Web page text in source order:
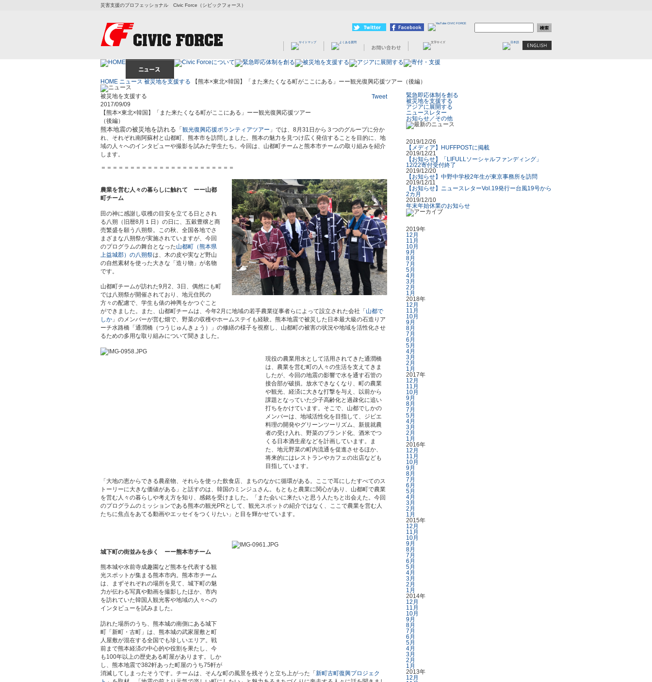
災害支援のプロフェッショナル Civic Force（シビックフォース）
HOME ニュース 被災地を支援する 【熊本×東北×韓国】「また来たくなる町がここにある」ーー観光復興応援ツアー（後編）
被災地を支援する
Tweet
2017/09/09
【熊本×東北×韓国】「また来たくなる町がここにある」ーー観光復興応援ツアー
（後編）
熊本地震の被災地を訪れる「 観光復興応援ボランティアツアー 」では、8月31日から３つのグループに分か
れ、それぞれ南阿蘇村と山都町、熊本市を訪問しました。熊本の魅力を見つけ広く発信することを目的に、地
域の人々へのインタビューや撮影を試みた学生たち。今回は、山都町チームと熊本市チームの取り組みを紹介
します。
＝＝＝＝＝＝＝＝＝＝＝＝＝＝＝＝＝＝＝＝＝＝＝
農業を営む人々の暮らしに触れて ーー山都
町チーム
田の神に感謝し収穫の目安を立てる日とされ
る八朔（旧暦8月１日）の日に、五穀豊穣と商
売繁盛を願う八朔祭。この秋、全国各地でさ
まざまな八朔祭が実施されていますが、今回
のプログラムの舞台となった山都町（熊本県
上益城郡）の八朔祭は、木の皮や実など野山
の自然素材を使った大きな「造り物」が名物
です。
山都町チームが訪れた9月2、3日、偶然にも町
では八朔祭が開催されており、地元住民の
方々の配慮で、学生も俵の神輿をかつぐこと
ができました。また、山都町チームは、今年2月に地域の若手農業従事者らによって設立された会社「 山都で
しか 」のメンバーが営む畑で、野菜の収穫やホームステイも経験。熊本地震で被災した日本最大級の石造りア
ーチ水路橋「通潤橋（つうじゅんきょう）」の修繕の様子を視察し、山都町の被害の状況や地域を活性化させ
るための多用な取り組みについて聞きました。
現役の農業用水として活用されてきた通潤橋
は、農業を営む町の人々の生活を支えてきま
したが、今回の地震の影響で水を通す石管の
接合部が破損。放水できなくなり、町の農業
や観光、経済に大きな打撃を与え、以前から
課題となっていた少子高齢化と過疎化に追い
打ちをかけています。そこで、山都でしかの
メンバーは、地域活性化を目指して、ジビエ
料理の開発やグリーンツーリズム、新規就農
者の受け入れ、野菜のブランド化、酒米でつ
くる日本酒生産などを計画しています。ま
た、地元野菜の町内流通を促進させるほか、
将来的にはレストランやカフェの出店なども
目指しています。
「大地の恵からできる農産物、それらを使った飲食店、まちのなかに循環がある。ここで耳にしたすべてのス
トーリーに大きな価値がある」と話すのは、韓国のミンジュさん。もともと農業に関心があり、山都町で農業
を営む人々の暮らしや考え方を知り、感銘を受けました。「また会いに来たいと思う人たちと出会えた。今回
のプログラムのミッションである熊本の観光PRとして、観光スポットの紹介ではなく、ここで農業を営む人
たちに焦点をあてる動画やエッセイをつくりたい」と目を輝かせています。
城下町の街並みを歩く ーー熊本市チーム
熊本城や水前寺成趣園など熊本を代表する観
光スポットが集まる熊本市内。熊本市チーム
は、まずそれぞれの場所を見て、城下町の魅
力が伝わる写真や動画を撮影したほか、市内
を訪れていた韓国人観光客や地域の人々への
インタビューを試みました。
訪れた場所のうち、熊本城の南側にある城下
町「新町・古町」は、熊本城の武家屋敷と町
人屋敷が混在する全国でも珍しいエリア。戦
前まで熊本経済の中心的や役割を果たし、今
も100年以上の歴史ある町屋があります。しか
し、熊本地震で382軒あった町屋のうち75軒が
消滅してしまったそうです。チームは、そんな町の風景を残そうと立ち上がった「 新町古町復興プロジェク
緊急即応体制を創る
被災地を支援する
アジアに展開する
ニュースレター
お知らせ／その他
2019/12/26
【メディア】HUFFPOSTに掲載
2019/12/21
【お知らせ】「LIFULLソーシャルファンディング」
12/22寄付受付終了
2019/12/20
【お知らせ】中野中学校2年生が東京事務所を訪問
2019/12/11
【お知らせ】ニュースレターVol.19発行ー台風19号から
2カ月
2019/12/10
年末年始休業のお知らせ
2019年
12月
11月
10月
9月
8月
7月
5月
4月
3月
2月
1月
2018年
12月
11月
10月
9月
8月
7月
6月
5月
4月
3月
2月
1月
2017年
12月
11月
10月
9月
8月
7月
5月
4月
3月
2月
1月
2016年
12月
11月
10月
9月
8月
7月
6月
5月
4月
3月
2月
1月
2015年
12月
11月
10月
9月
8月
7月
6月
5月
4月
3月
2月
1月
2014年
12月
11月
10月
9月
8月
7月
6月
5月
4月
3月
2月
1月
2013年
12月